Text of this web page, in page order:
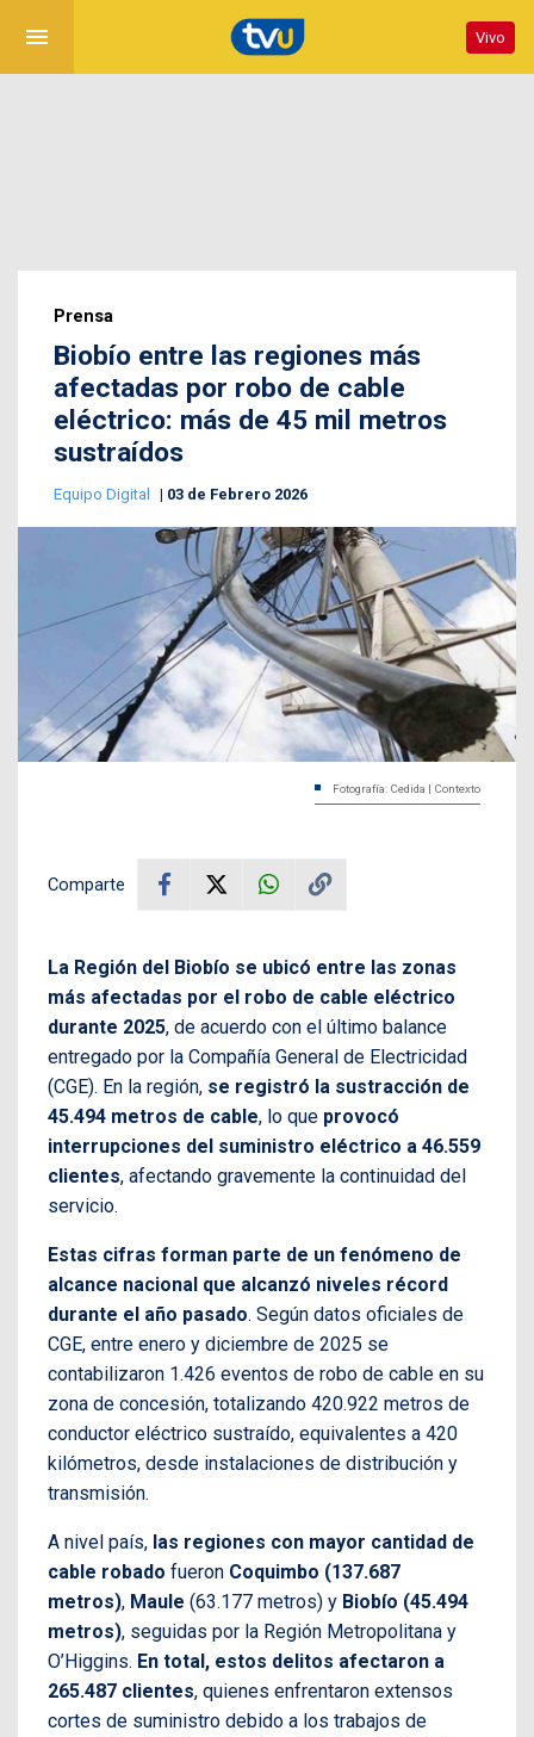
menu Vivo
Prensa
Biobío entre las regiones más
afectadas por robo de cable
eléctrico: más de 45 mil metros
sustraídos
Equipo Digital 03 de Febrero 2026
Fotografía: Cedida | Contexto
Comparte
La Región del Biobío se ubicó entre las zonas
más afectadas por el robo de cable eléctrico
durante 2025, de acuerdo con el último balance
entregado por la Compañía General de Electricidad
(CGE). En la región, se registró la sustracción de
45.494 metros de cable, lo que provocó
interrupciones del suministro eléctrico a 46.559
clientes, afectando gravemente la continuidad del
servicio.
Estas cifras forman parte de un fenómeno de
alcance nacional que alcanzó niveles récord
durante el año pasado. Según datos oficiales de
CGE, entre enero y diciembre de 2025 se
contabilizaron 1.426 eventos de robo de cable en su
zona de concesión, totalizando 420.922 metros de
conductor eléctrico sustraído, equivalentes a 420
kilómetros, desde instalaciones de distribución y
transmisión.
A nivel país, las regiones con mayor cantidad de
cable robado fueron Coquimbo (137.687
metros), Maule (63.177 metros) y Biobío (45.494
metros), seguidas por la Región Metropolitana y
O’Higgins. En total, estos delitos afectaron a
265.487 clientes, quienes enfrentaron extensos
cortes de suministro debido a los trabajos de